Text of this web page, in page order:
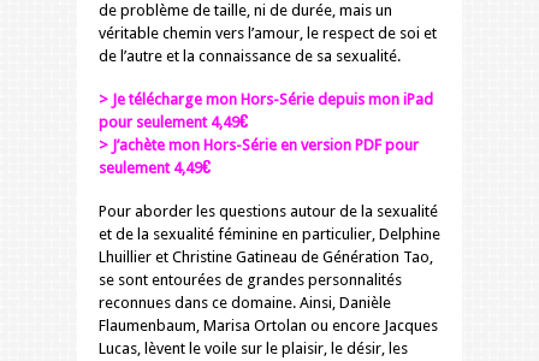
de problème de taille, ni de durée, mais un
véritable chemin vers l’amour, le respect de soi et
de l’autre et la connaissance de sa sexualité.
> Je télécharge mon Hors-Série depuis mon iPad
pour seulement 4,49€
> J’achète mon Hors-Série en version PDF pour
seulement 4,49€
Pour aborder les questions autour de la sexualité
et de la sexualité féminine en particulier, Delphine
Lhuillier et Christine Gatineau de Génération Tao,
se sont entourées de grandes personnalités
reconnues dans ce domaine. Ainsi, Danièle
Flaumenbaum, Marisa Ortolan ou encore Jacques
Lucas, lèvent le voile sur le plaisir, le désir, les